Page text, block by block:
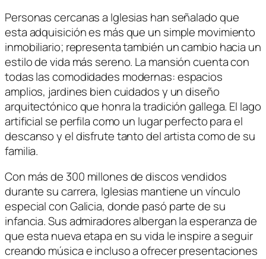
Personas cercanas a Iglesias han señalado que
esta adquisición es más que un simple movimiento
inmobiliario; representa también un cambio hacia un
estilo de vida más sereno. La mansión cuenta con
todas las comodidades modernas: espacios
amplios, jardines bien cuidados y un diseño
arquitectónico que honra la tradición gallega. El lago
artificial se perfila como un lugar perfecto para el
descanso y el disfrute tanto del artista como de su
familia.
Con más de 300 millones de discos vendidos
durante su carrera, Iglesias mantiene un vínculo
especial con Galicia, donde pasó parte de su
infancia. Sus admiradores albergan la esperanza de
que esta nueva etapa en su vida le inspire a seguir
creando música e incluso a ofrecer presentaciones